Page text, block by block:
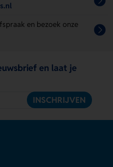
en bezoek onze
en laat je
INSCHRIJVEN